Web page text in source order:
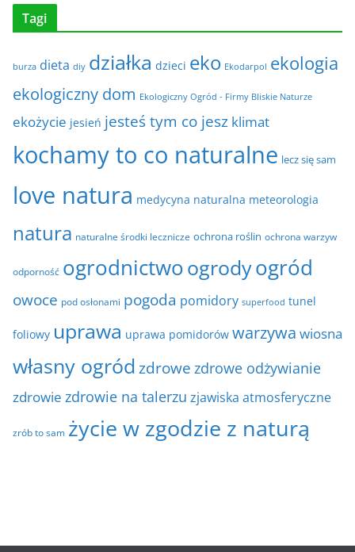
Tagi
burza dieta diy działka dzieci eko Ekodarpol ekologia
ekologiczny dom Ekologiczny Ogród - Firmy Bliskie Naturze
ekożycie jesień jesteś tym co jesz klimat
kochamy to co naturalne lecz się sam
love natura medycyna naturalna meteorologia
natura naturalne środki lecznicze ochrona roślin ochrona warzyw
odporność ogrodnictwoogrodyogród
owoce pod osłonami pogoda pomidory superfood tunel
foliowy uprawa uprawa pomidorów warzywa wiosna
własny ogródzdrowe zdrowe odżywianie
zdrowie zdrowie na talerzu zjawiska atmosferyczne
zrób to sam życie w zgodzie z naturą